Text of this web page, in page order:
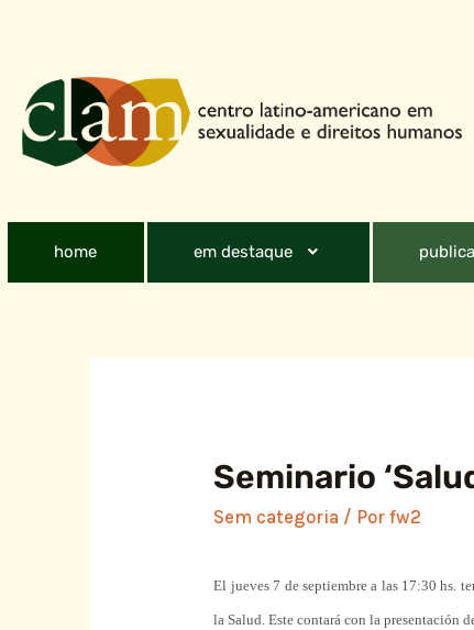
home em destaque
Seminario
Sem categoria / Porfw2
El jueves 7 de septiembre a las 17:30 hs.
la Salud. Este contará con la presentación